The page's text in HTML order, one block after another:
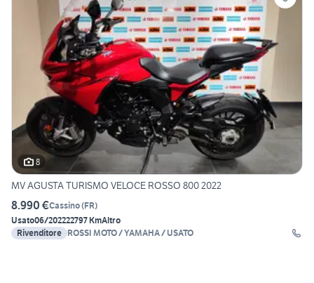
8
MV AGUSTA TURISMO VELOCE ROSSO 800 2022
8.990 €Cassino(FR)
Usato06/202222797 KmAltro
Rivenditore ROSSI MOTO / YAMAHA / USATO